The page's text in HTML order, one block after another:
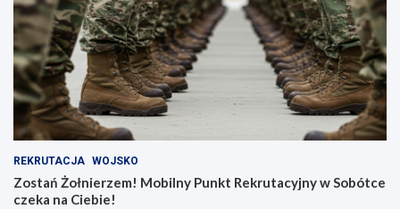
REKRUTACJA WOJSKO
Zostań Żołnierzem! Mobilny Punkt Rekrutacyjny w Sobótce
czeka na Ciebie!